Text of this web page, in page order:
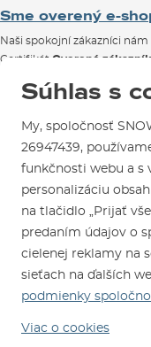
Návody na použitie a
Kontakty
SNOWBOARD ZEZULA
Ako si vybrať vybavenie
Mapa a ako k nám
Parkovanie
Požičovňa
Sme overený e-
Naši spokojní zákazníci nám
Certifikát Overené
Sme
© 2026 SNOWBOARD
Obchodné podmienky
Súhlas s
My, spoločnosť
26947439,
funkčnosti webu a s
personalizáciu
na tlačidlo „Prijať
predaním údajov o
cielenej reklamy na
sieťach na ďalších
podmienky
Viac o cookies